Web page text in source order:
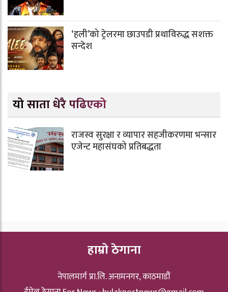
‘हली’को ट्रेलरमा छाउपडी प्रथाविरुद्ध सशक्त
सन्देश
यो साता धेरै पढिएको
राजस्व सुरक्षा र व्यापार सहजीकरणमा भन्सार
एजेन्ट महासंघको प्रतिबद्धता
हाम्रो ठेगाना
नेपालमार्ग प्रा.लि. अनामनगर, काठमाडौं